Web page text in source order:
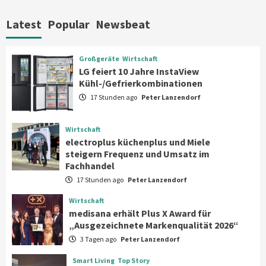
7
statt Feature-Flut
Großgeräte
LG feiert 10 Jahre InstaView
Kühl-/Gefrierkombinationen
2
Wirtschaft
electroplus küchenplus und Miele
steigern Frequenz und Umsatz im
Fachhandel
3
Wirtschaft
medisana erhält Plus X Award für
„Ausgezeichnete Markenqualität 2026“
Smart Living Top Story
Latest Popular Newsbeat
Großgeräte Wirtschaft
LG feiert 10 Jahre InstaView
Kühl-/Gefrierkombinationen
17 Stunden ago Peter Lanzendorf
Wirtschaft
electroplus küchenplus und Miele
steigern Frequenz und Umsatz im
Fachhandel
17 Stunden ago Peter Lanzendorf
Wirtschaft
medisana erhält Plus X Award für
„Ausgezeichnete Markenqualität 2026“
3 Tagen ago Peter Lanzendorf
Smart Living Top Story